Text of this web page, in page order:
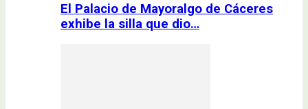
El Palacio de Mayoralgo de Cáceres
exhibe la silla que dio…